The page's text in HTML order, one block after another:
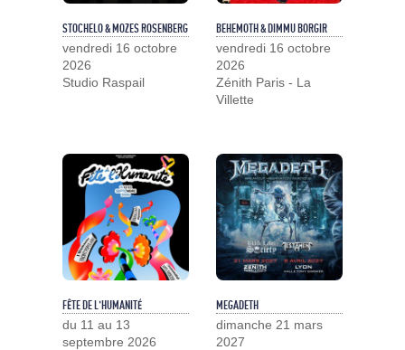
STOCHELO & MOZES ROSENBERG
vendredi 16 octobre
2026
Studio Raspail
BEHEMOTH & DIMMU BORGIR
vendredi 16 octobre
2026
Zénith Paris - La
Villette
FÊTE DE L'HUMANITÉ
du 11 au 13
septembre 2026
MEGADETH
dimanche 21 mars
2027